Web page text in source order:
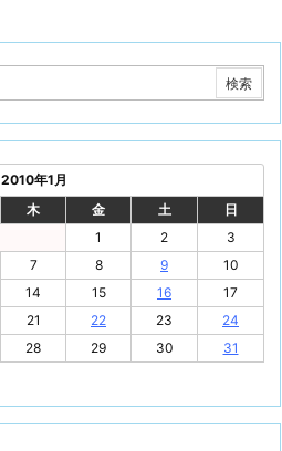
2010年1月
木 金 土
日
1
2
3
7 8 9
10
14 15 16
17
21 22 23
24
28 29 30 31